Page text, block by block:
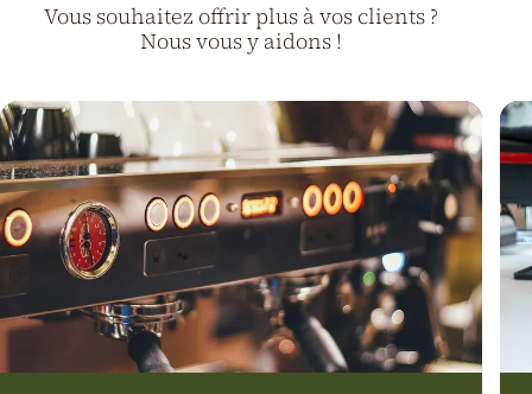
Vous souhaitez offrir plus à vos clients ?
Nous vous y aidons !